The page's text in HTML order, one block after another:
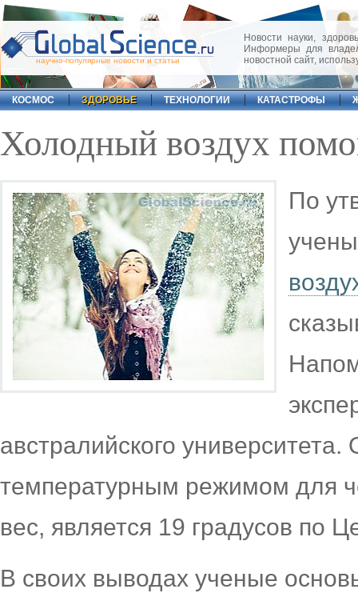
научно-популярные новости и статьи
Новости науки,
Информеры для
новостной сайт,
КОСМОС ЗДОРОВЬЕ ТЕХНОЛОГИИ КАТАСТРОФЫ
Холодный воздух
По
австралийского
температурным режимом для
вес, является 19 градусов по
В своих выводах ученые